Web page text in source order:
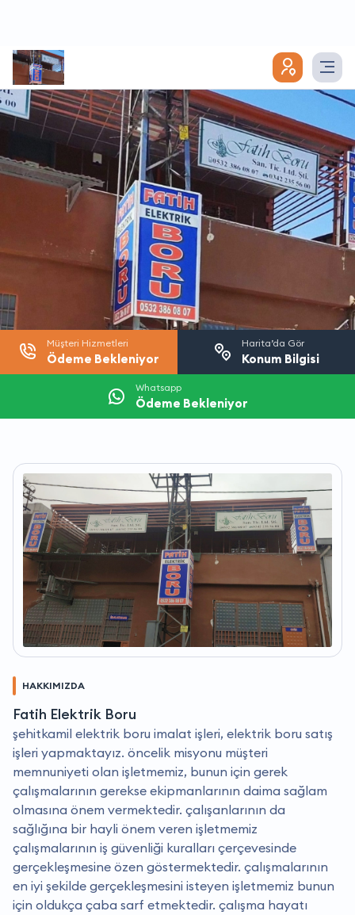
Müşteri Hizmetleri
Ödeme Bekleniyor
Harita’da Gör
Konum Bilgisi
Whatsapp
Ödeme Bekleniyor
HAKKIMIZDA
Fatih Elektrik Boru
şehitkamil elektrik boru imalat işleri, elektrik boru satış
işleri yapmaktayız. öncelik misyonu müşteri
memnuniyeti olan işletmemiz, bunun için gerek
çalışmalarının gerekse ekipmanlarının daima sağlam
olmasına önem vermektedir. çalışanlarının da
sağlığına bir hayli önem veren işletmemiz
çalışmalarının iş güvenliği kuralları çerçevesinde
gerçekleşmesine özen göstermektedir. çalışmalarının
en iyi şekilde gerçekleşmesini isteyen işletmemiz bunun
için oldukça çaba sarf etmektedir. çalışma hayatı